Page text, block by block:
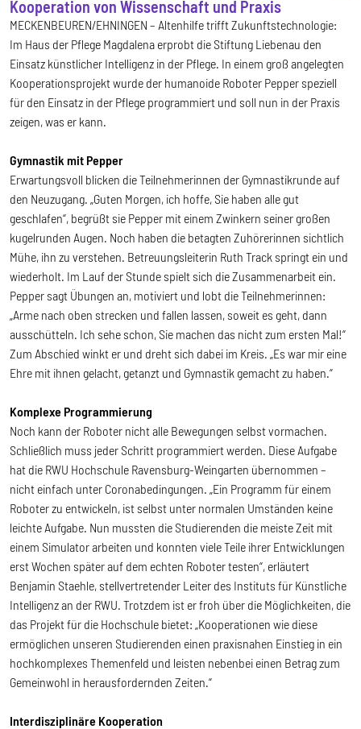
Kooperation von Wissenschaft und Praxis
MECKENBEUREN/EHNINGEN – Altenhilfe trifft Zukunftstechnologie:
Im Haus der Pflege Magdalena erprobt die Stiftung Liebenau den
Einsatz künstlicher Intelligenz in der Pflege. In einem groß angelegten
Kooperationsprojekt wurde der humanoide Roboter Pepper speziell
für den Einsatz in der Pflege programmiert und soll nun in der Praxis
zeigen, was er kann.
Gymnastik mit Pepper
Erwartungsvoll blicken die Teilnehmerinnen der Gymnastikrunde auf
den Neuzugang. „Guten Morgen, ich hoffe, Sie haben alle gut
geschlafen“, begrüßt sie Pepper mit einem Zwinkern seiner großen
kugelrunden Augen. Noch haben die betagten Zuhörerinnen sichtlich
Mühe, ihn zu verstehen. Betreuungsleiterin Ruth Track springt ein und
wiederholt. Im Lauf der Stunde spielt sich die Zusammenarbeit ein.
Pepper sagt Übungen an, motiviert und lobt die Teilnehmerinnen:
„Arme nach oben strecken und fallen lassen, soweit es geht, dann
ausschütteln. Ich sehe schon, Sie machen das nicht zum ersten Mal!“
Zum Abschied winkt er und dreht sich dabei im Kreis. „Es war mir eine
Ehre mit ihnen gelacht, getanzt und Gymnastik gemacht zu haben.“
Komplexe Programmierung
Noch kann der Roboter nicht alle Bewegungen selbst vormachen.
Schließlich muss jeder Schritt programmiert werden. Diese Aufgabe
hat die RWU Hochschule Ravensburg-Weingarten übernommen –
nicht einfach unter Coronabedingungen. „Ein Programm für einem
Roboter zu entwickeln, ist selbst unter normalen Umständen keine
leichte Aufgabe. Nun mussten die Studierenden die meiste Zeit mit
einem Simulator arbeiten und konnten viele Teile ihrer Entwicklungen
erst Wochen später auf dem echten Roboter testen“, erläutert
Benjamin Staehle, stellvertretender Leiter des Instituts für Künstliche
Intelligenz an der RWU. Trotzdem ist er froh über die Möglichkeiten, die
das Projekt für die Hochschule bietet: „Kooperationen wie diese
ermöglichen unseren Studierenden einen praxisnahen Einstieg in ein
hochkomplexes Themenfeld und leisten nebenbei einen Betrag zum
Gemeinwohl in herausfordernden Zeiten.“
Interdisziplinäre Kooperation